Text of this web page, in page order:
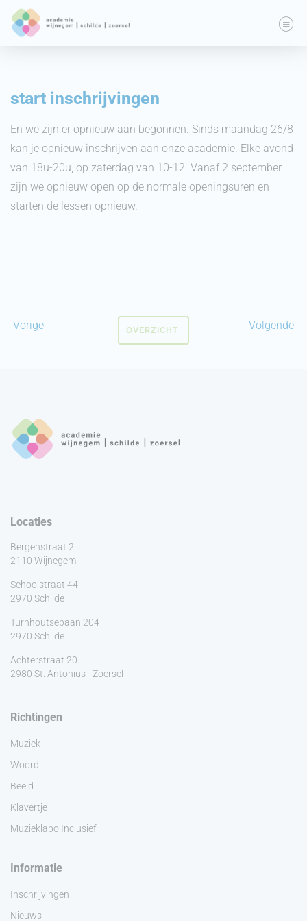
start inschrijvingen
En we zijn er opnieuw aan begonnen. Sinds maandag 26/8
kan je opnieuw inschrijven aan onze academie. Elke avond
van 18u-20u, op zaterdag van 10-12. Vanaf 2 september
zijn we opnieuw open op de normale openingsuren en
starten de lessen opnieuw.
Vorige Volgende
OVERZICHT
Locaties
Bergenstraat 2
2110 Wijnegem
Schoolstraat 44
2970 Schilde
Turnhoutsebaan 204
2970 Schilde
Achterstraat 20
2980 St. Antonius - Zoersel
Richtingen
Muziek
Woord
Beeld
Klavertje
Muzieklabo Inclusief
Informatie
Inschrijvingen
Nieuws